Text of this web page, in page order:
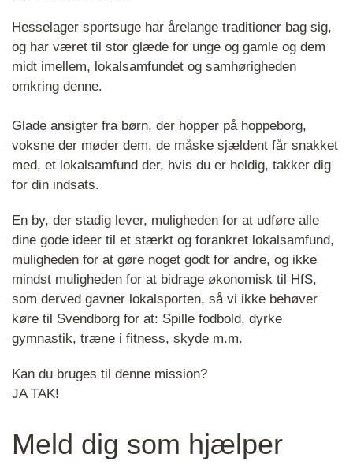
Hesselager sportsuge har årelange traditioner bag sig,
og har været til stor glæde for unge og gamle og dem
midt imellem, lokalsamfundet og samhørigheden
omkring denne.
Glade ansigter fra børn, der hopper på hoppeborg,
voksne der møder dem, de måske sjældent får snakket
med, et lokalsamfund der, hvis du er heldig, takker dig
for din indsats.
En by, der stadig lever, muligheden for at udføre alle
dine gode ideer til et stærkt og forankret lokalsamfund,
muligheden for at gøre noget godt for andre, og ikke
mindst muligheden for at bidrage økonomisk til HfS,
som derved gavner lokalsporten, så vi ikke behøver
køre til Svendborg for at: Spille fodbold, dyrke
gymnastik, træne i fitness, skyde m.m.
Kan du bruges til denne mission?
JA TAK!
Meld dig som hjælper